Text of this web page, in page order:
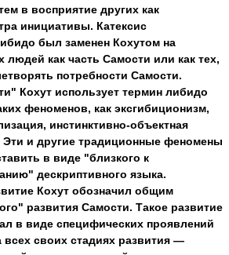
в восприятие других как
инициативы. Катексис
был заменен Кохутом на
людей как часть Самости или как тех,
потребности Самости.
Кохут использует термин либидо
феноменов, как эксгибиционизм,
инстинктивно-объектная
Эти и другие традиционные феномены
в виде "близкого к
дескриптивного языка.
Кохут обозначил общим
развития Самости. Такое развитие
в виде специфических проявлений
своих стадиях развития —